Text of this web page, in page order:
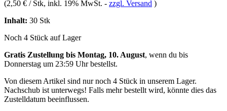
(2,50 € / Stk, inkl. 19% MwSt. - zzgl. Versand )
Inhalt: 30 Stk
Noch 4 Stück auf Lager
Gratis Zustellung bis Montag, 10. August, wenn du bis
Donnerstag um 23:59 Uhrbestellst.
Von diesem Artikel sind nur noch 4 Stück in unserem Lager.
Nachschub ist unterwegs! Falls mehr bestellt wird, könnte dies das
Zustelldatum beeinflussen.